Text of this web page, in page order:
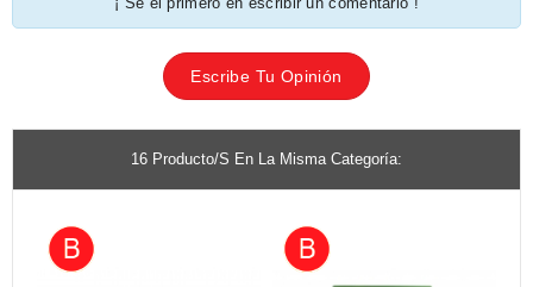
Escribe Tu Opinión
16 Producto/s En La Misma Categoría: